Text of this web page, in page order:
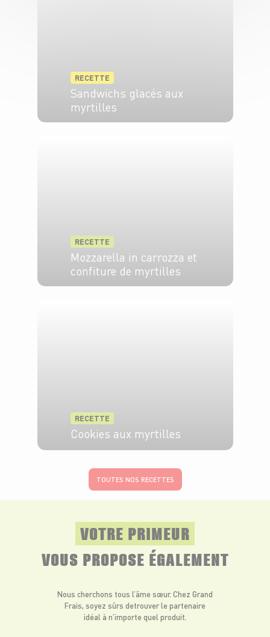
RECETTE
Sandwichs glacés aux
myrtilles
RECETTE
Mozzarella in carrozza et
confiture de myrtilles
RECETTE
Cookies aux myrtilles
TOUTES NOS RECETTES
VOTRE PRIMEUR
VOUS PROPOSE ÉGALEMENT
Nous cherchons tous l’âme sœur. Chez Grand
Frais, soyez sûrs detrouver le partenaire
idéal à n’importe quel produit.